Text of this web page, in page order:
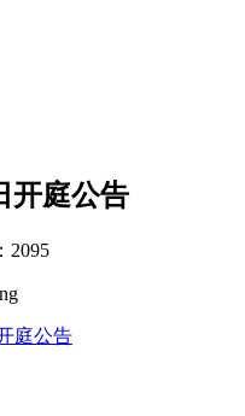
开庭公告
2095
庭公告